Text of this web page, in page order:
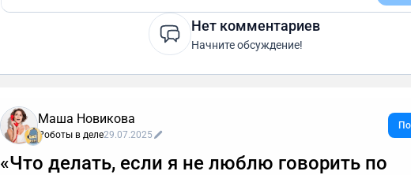
Нет комментариев
Начните обсуждение!
Маша Новикова
Роботы в деле29.07.2025
«Что делать, если я не люблю говорить по